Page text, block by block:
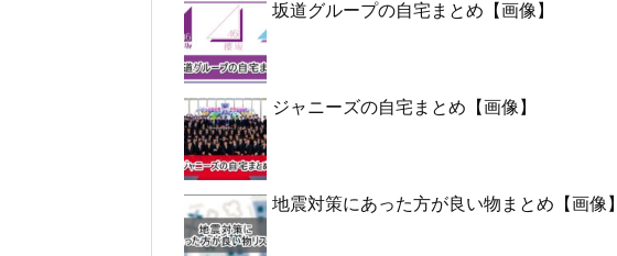
坂道グループの自宅まとめ【画像】
ジャニーズの自宅まとめ【画像】
地震対策にあった方が良い物まとめ【画像】